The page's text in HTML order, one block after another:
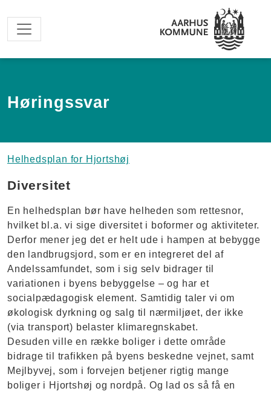
Høringssvar
Helhedsplan for Hjortshøj
Diversitet
En helhedsplan bør have helheden som rettesnor,
hvilket bl.a. vi sige diversitet i boformer og aktiviteter.
Derfor mener jeg det er helt ude i hampen at bebygge
den landbrugsjord, som er en integreret del af
Andelssamfundet, som i sig selv bidrager til
variationen i byens bebyggelse – og har et
socialpædagogisk element. Samtidig taler vi om
økologisk dyrkning og salg til nærmiljøet, der ikke
(via transport) belaster klimaregnskabet.
Desuden ville en række boliger i dette område
bidrage til trafikken på byens beskedne vejnet, samt
Mejlbyvej, som i forvejen betjener rigtig mange
boliger i Hjortshøj og nordpå. Og lad os så få en